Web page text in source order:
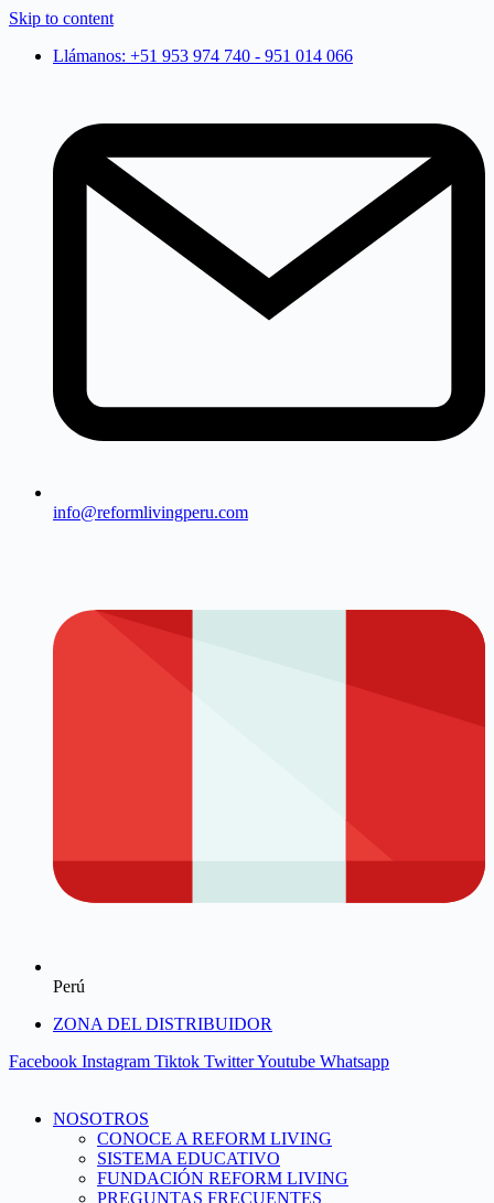
Skip to content
Llámanos: +51 953 974 740 - 951 014 066
info@reformlivingperu.com
Perú
ZONA DEL DISTRIBUIDOR
Facebook Instagram Tiktok TwitterYoutube Whatsapp
NOSOTROS
CONOCE A REFORM LIVING
SISTEMA EDUCATIVO
FUNDACIÓN REFORM LIVING
PREGUNTAS FRECUENTES